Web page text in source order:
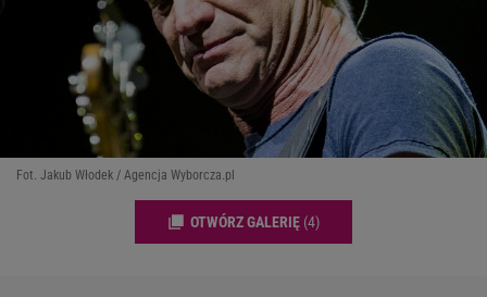
Fot. Jakub Włodek / Agencja Wyborcza.pl
OTWÓRZ GALERIĘ (4)